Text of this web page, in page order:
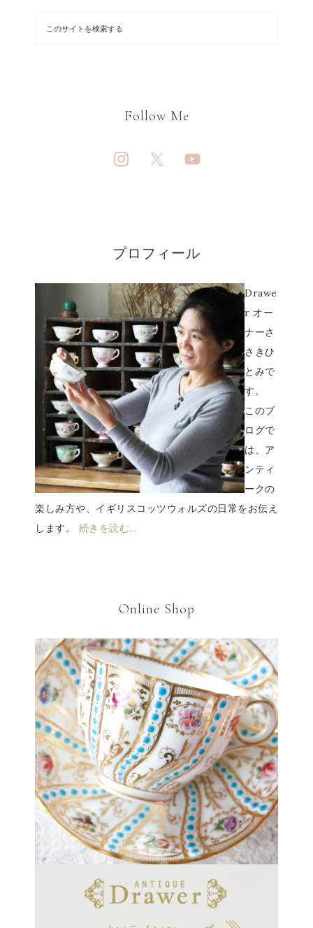
Follow Me
プロフィール
Drawe
r オー
ナーさ
さきひ
とみで
す。
このブ
ログで
は、ア
ンティ
ークの
楽しみ方や、イギリスコッツウォルズの日常をお伝え
します。 続きを読む…
Online Shop